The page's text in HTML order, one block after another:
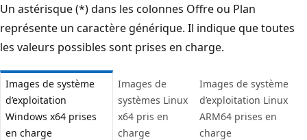
Un astérisque (*) dans les colonnes Offre ou Plan
représente un caractère générique. Il indique que toutes
les valeurs possibles sont prises en charge.
Images de système
d’exploitation
Windows x64 prises
en charge
Images de
systèmes Linux
x64 pris en
charge
Images de système
d’exploitation Linux
ARM64 prises en
charge